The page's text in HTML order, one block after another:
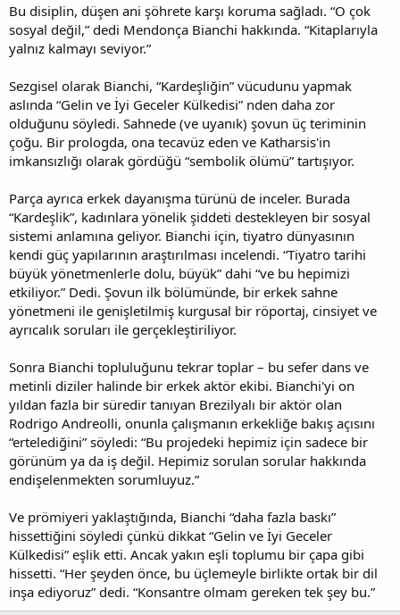
Bu disiplin, düşen ani şöhrete karşı koruma sağladı. “O çok
sosyal değil,” dedi Mendonça Bianchi hakkında. “Kitaplarıyla
yalnız kalmayı seviyor.”
Sezgisel olarak Bianchi, “Kardeşliğin” vücudunu yapmak
aslında “Gelin ve İyi Geceler Külkedisi” nden daha zor
olduğunu söyledi. Sahnede (ve uyanık) şovun üç teriminin
çoğu. Bir prologda, ona tecavüz eden ve Katharsis'in
imkansızlığı olarak gördüğü “sembolik ölümü” tartışıyor.
Parça ayrıca erkek dayanışma türünü de inceler. Burada
“Kardeşlik”, kadınlara yönelik şiddeti destekleyen bir sosyal
sistemi anlamına geliyor. Bianchi için, tiyatro dünyasının
kendi güç yapılarının araştırılması incelendi. “Tiyatro tarihi
büyük yönetmenlerle dolu, büyük” dahi “ve bu hepimizi
etkiliyor.” Dedi. Şovun ilk bölümünde, bir erkek sahne
yönetmeni ile genişletilmiş kurgusal bir röportaj, cinsiyet ve
ayrıcalık soruları ile gerçekleştiriliyor.
Sonra Bianchi topluluğunu tekrar toplar – bu sefer dans ve
metinli diziler halinde bir erkek aktör ekibi. Bianchi'yi on
yıldan fazla bir süredir tanıyan Brezilyalı bir aktör olan
Rodrigo Andreolli, onunla çalışmanın erkekliğe bakış açısını
“ertelediğini” söyledi: “Bu projedeki hepimiz için sadece bir
görünüm ya da iş değil. Hepimiz sorulan sorular hakkında
endişelenmekten sorumluyuz.”
Ve prömiyeri yaklaştığında, Bianchi “daha fazla baskı”
hissettiğini söyledi çünkü dikkat “Gelin ve İyi Geceler
Külkedisi” eşlik etti. Ancak yakın eşli toplumu bir çapa gibi
hissetti. “Her şeyden önce, bu üçlemeyle birlikte ortak bir dil
inşa ediyoruz” dedi. “Konsantre olmam gereken tek şey bu.”